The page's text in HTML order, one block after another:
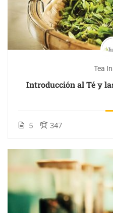
Tea
Introducción al Té y
5 347